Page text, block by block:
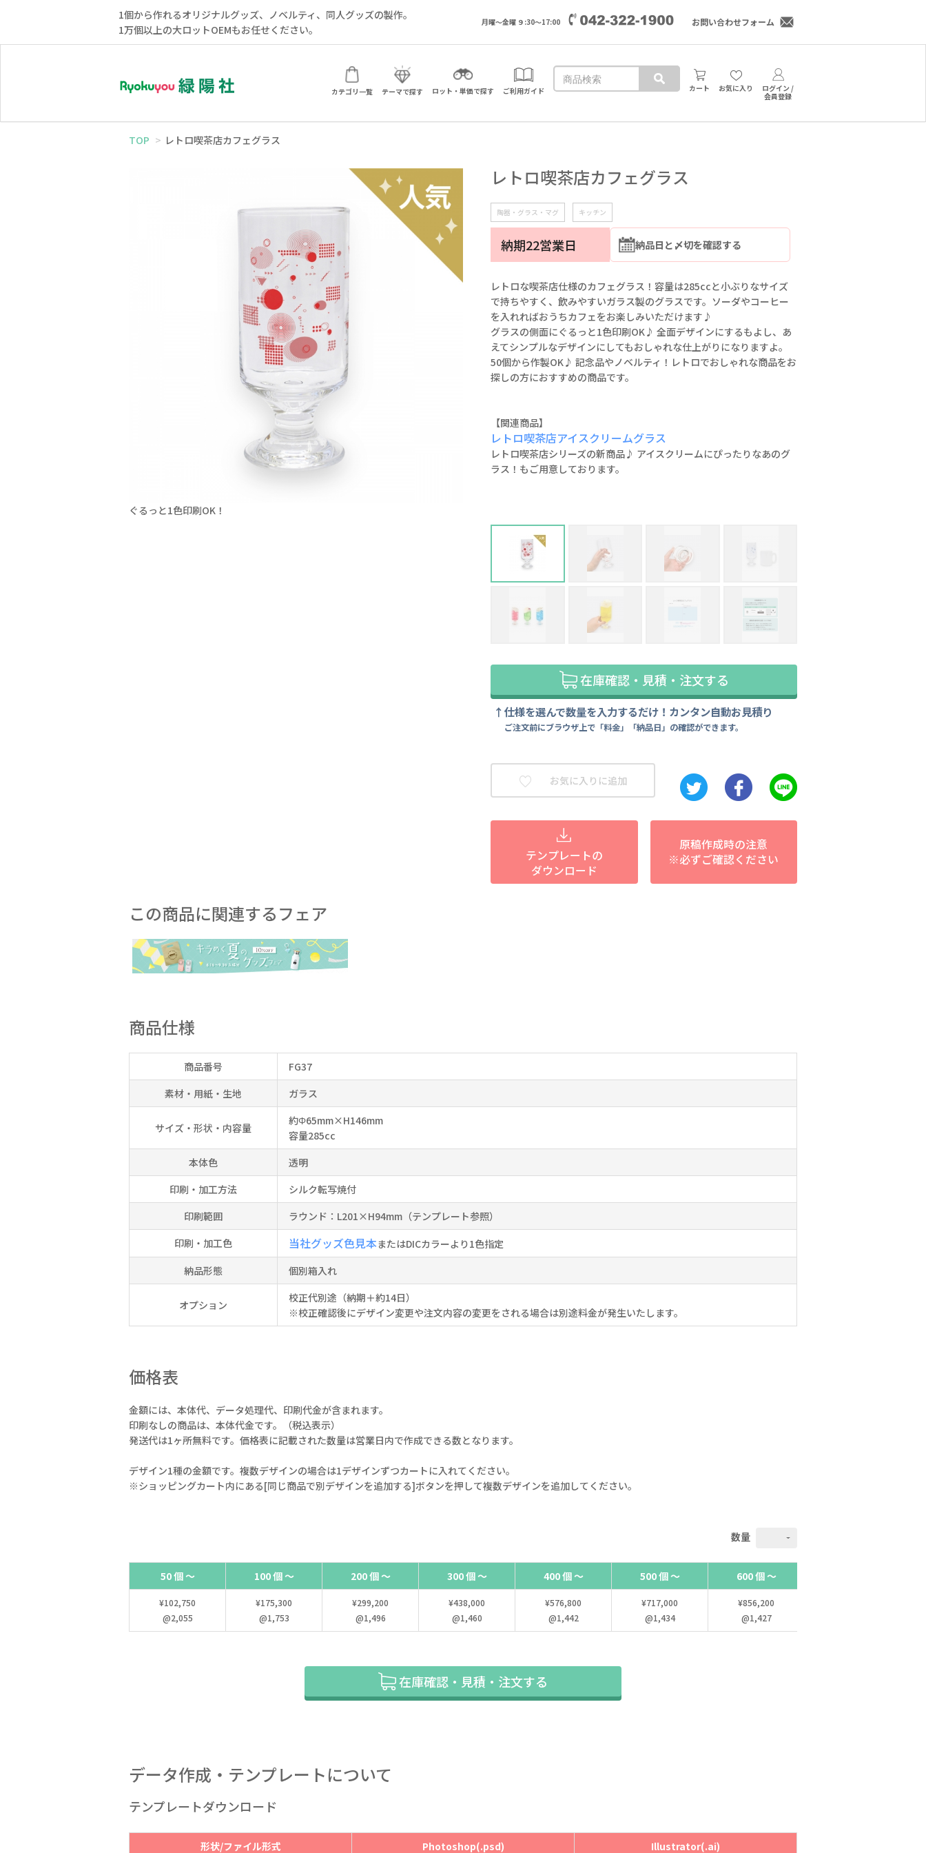
1個から作れるオリジナルグッズ、ノベルティ、同人グッズの製作。
1万個以上の大ロットOEMもお任せください。
月曜～金曜 ９:30～17:00 お問い合わせフォーム
カテゴリ一覧 テーマで探す ロット・単価で探す ご利用ガイド カート お気に入り
ログイン /
会員登録
TOP レトロ喫茶店カフェグラス
ぐるっと1色印刷OK！
レトロ喫茶店カフェグラス
陶器・グラス・マグ キッチン
納期22営業日 納品日と〆切を確認する
レトロな喫茶店仕様のカフェグラス！容量は285ccと小ぶりなサイズ
で持ちやすく、飲みやすいガラス製のグラスです。ソーダやコーヒー
を入れればおうちカフェをお楽しみいただけます♪
グラスの側面にぐるっと1色印刷OK♪ 全面デザインにするもよし、あ
えてシンプルなデザインにしてもおしゃれな仕上がりになりますよ。
50個から作製OK♪ 記念品やノベルティ！レトロでおしゃれな商品をお
探しの方におすすめの商品です。
【関連商品】
レトロ喫茶店アイスクリームグラス
レトロ喫茶店シリーズの新商品♪ アイスクリームにぴったりなあのグ
ラス！もご用意しております。
在庫確認・見積・注文する
仕様を選んで数量を入力するだけ！カンタン自動お見積り
ご注文前にブラウザ上で「料金」「納品日」の確認ができます。
お気に入りに追加
テンプレートの
ダウンロード
原稿作成時の注意
※必ずご確認ください
この商品に関連するフェア
商品仕様
商品番号
FG37
素材・用紙・生地
ガラス
サイズ・形状・内容量
約Φ65mm×H146mm
容量285cc
本体色
透明
印刷・加工方法
シルク転写焼付
印刷範囲
ラウンド：L201×H94mm（テンプレート参照）
印刷・加工色
当社グッズ色見本またはDICカラーより1色指定
納品形態
個別箱入れ
オプション
校正代別途（納期＋約14日）
※校正確認後にデザイン変更や注文内容の変更をされる場合は別途料金が発生いたします。
価格表
金額には、本体代、データ処理代、印刷代金が含まれます。
印刷なしの商品は、本体代金です。（税込表示）
発送代は1ヶ所無料です。価格表に記載された数量は営業日内で作成できる数となります。
デザイン1種の金額です。複数デザインの場合は1デザインずつカートに入れてください。
※ショッピングカート内にある[同じ商品で別デザインを追加する]ボタンを押して複数デザインを追加してください。
数量
50 個 ～ 100 個 ～ 200 個 ～ 300 個 ～ 400 個 ～ 500 個 ～ 600 個 ～
¥102,750
@2,055
¥175,300
@1,753
¥299,200
@1,496
¥438,000
@1,460
¥576,800
@1,442
¥717,000
@1,434
¥856,200
@1,427
在庫確認・見積・注文する
データ作成・テンプレートについて
テンプレートダウンロード
形状/ファイル形式 Photoshop(.psd) Illustrator(.ai)